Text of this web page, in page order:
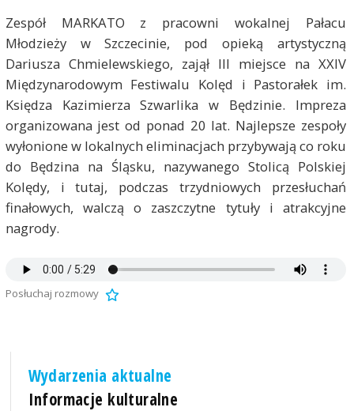
Zespół MARKATO z pracowni wokalnej Pałacu
Młodzieży w Szczecinie, pod opieką artystyczną
Dariusza Chmielewskiego, zajął III miejsce na XXIV
Międzynarodowym Festiwalu Kolęd i Pastorałek im.
Księdza Kazimierza Szwarlika w Będzinie. Impreza
organizowana jest od ponad 20 lat. Najlepsze zespoły
wyłonione w lokalnych eliminacjach przybywają co roku
do Będzina na Śląsku, nazywanego Stolicą Polskiej
Kolędy, i tutaj, podczas trzydniowych przesłuchań
finałowych, walczą o zaszczytne tytuły i atrakcyjne
nagrody.
Posłuchaj rozmowy
Wydarzenia aktualne
Informacje kulturalne